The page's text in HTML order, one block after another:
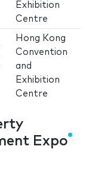
Exhibition
Centre
Hong Kong
Convention
and
Exhibition
Centre
Expo